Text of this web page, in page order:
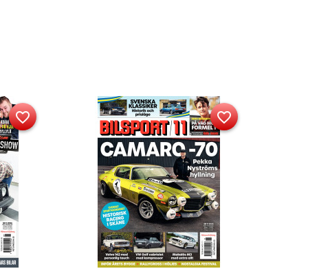
favorite_border favorite_border